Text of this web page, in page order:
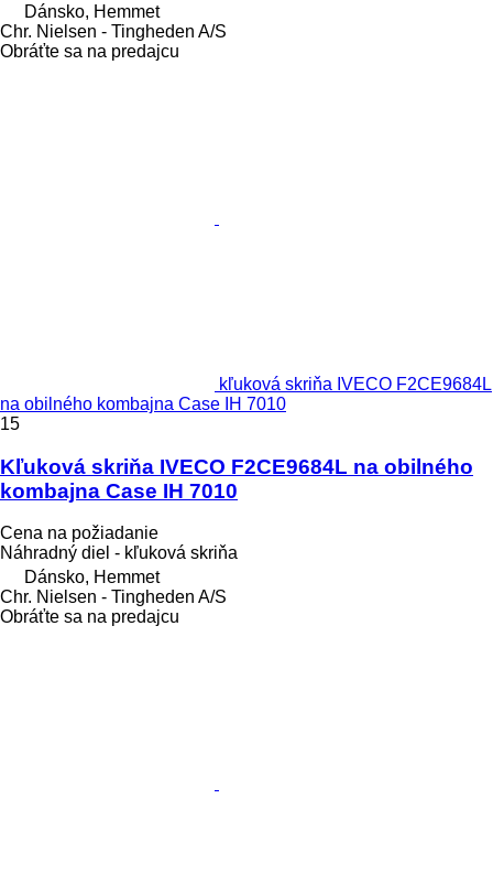
Dánsko, Hemmet
Chr. Nielsen - Tingheden A/S
Obráťte sa na predajcu
kľuková skriňa IVECO F2CE9684L
na obilného kombajna Case IH 7010
15
Kľuková skriňa IVECO F2CE9684L na obilného
kombajna Case IH 7010
Cena na požiadanie
Náhradný diel - kľuková skriňa
Dánsko, Hemmet
Chr. Nielsen - Tingheden A/S
Obráťte sa na predajcu